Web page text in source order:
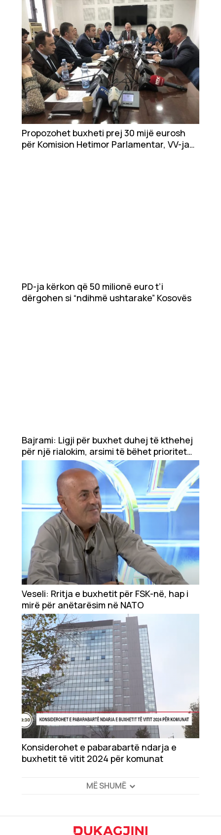
Propozohet buxheti prej 30 mijë eurosh
për Komision Hetimor Parlamentar, VV-ja
PD-ja kërkon që 50 milionë euro t’i
dërgohen si “ndihmë ushtarake” Kosovës
Bajrami: Ligji për buxhet duhej të kthehej
për një rialokim, arsimi të bëhet prioritet
kombëtar
Veseli: Rritja e buxhetit për FSK-në, hap i
mirë për anëtarësim në NATO
Konsiderohet e pabarabartë ndarja e
buxhetit të vitit 2024 për komunat
MË SHUMË